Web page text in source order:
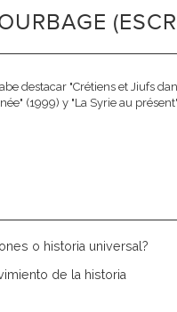
destacar "Crétiens et Jiufs
(1999) y "La Syrie au
o historia universal?
de la historia